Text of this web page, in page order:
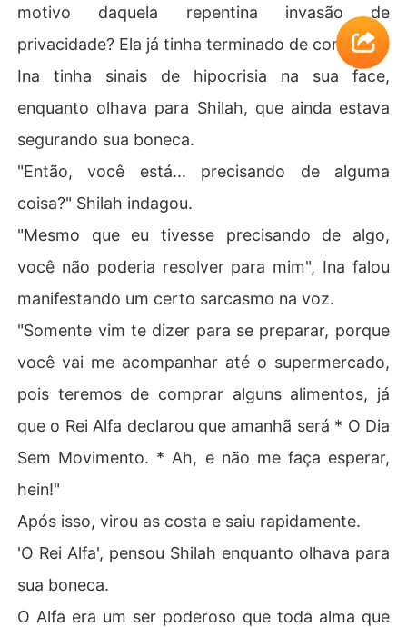
motivo daquela repentina invasão de
privacidade? Ela já tinha terminado de comer?
Ina tinha sinais de hipocrisia na sua face,
enquanto olhava para Shilah, que ainda estava
segurando sua boneca.
"Então, você está... precisando de alguma
coisa?" Shilah indagou.
"Mesmo que eu tivesse precisando de algo,
você não poderia resolver para mim", Ina falou
manifestando um certo sarcasmo na voz.
"Somente vim te dizer para se preparar, porque
você vai me acompanhar até o supermercado,
pois teremos de comprar alguns alimentos, já
que o Rei Alfa declarou que amanhã será * O Dia
Sem Movimento. * Ah, e não me faça esperar,
hein!"
Após isso, virou as costa e saiu rapidamente.
'O Rei Alfa', pensou Shilah enquanto olhava para
sua boneca.
O Alfa era um ser poderoso que toda alma que